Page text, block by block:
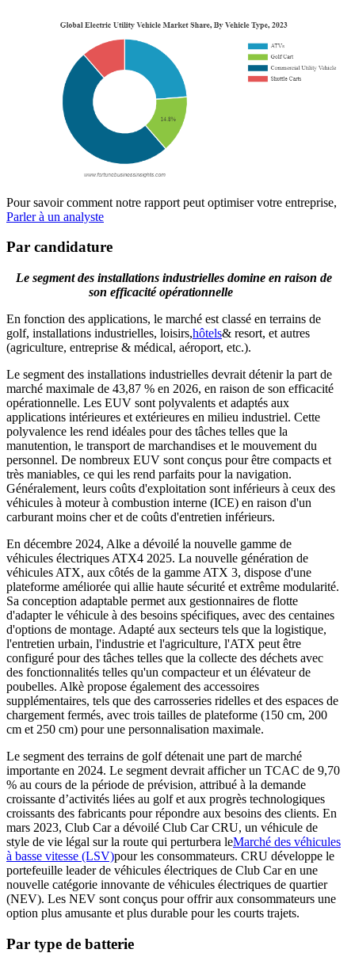
Pour savoir comment notre rapport peut optimiser votre entreprise,
Parler à un analyste
Par candidature
Le segment des installations industrielles domine en raison de
son efficacité opérationnelle
En fonction des applications, le marché est classé en terrains de
golf, installations industrielles, loisirs,hôtels& resort, et autres
(agriculture, entreprise & médical, aéroport, etc.).
Le segment des installations industrielles devrait détenir la part de
marché maximale de 43,87 % en 2026, en raison de son efficacité
opérationnelle. Les EUV sont polyvalents et adaptés aux
applications intérieures et extérieures en milieu industriel. Cette
polyvalence les rend idéales pour des tâches telles que la
manutention, le transport de marchandises et le mouvement du
personnel. De nombreux EUV sont conçus pour être compacts et
très maniables, ce qui les rend parfaits pour la navigation.
Généralement, leurs coûts d'exploitation sont inférieurs à ceux des
véhicules à moteur à combustion interne (ICE) en raison d'un
carburant moins cher et de coûts d'entretien inférieurs.
En décembre 2024, Alke a dévoilé la nouvelle gamme de
véhicules électriques ATX4 2025. La nouvelle génération de
véhicules ATX, aux côtés de la gamme ATX 3, dispose d'une
plateforme améliorée qui allie haute sécurité et extrême modularité.
Sa conception adaptable permet aux gestionnaires de flotte
d'adapter le véhicule à des besoins spécifiques, avec des centaines
d'options de montage. Adapté aux secteurs tels que la logistique,
l'entretien urbain, l'industrie et l'agriculture, l'ATX peut être
configuré pour des tâches telles que la collecte des déchets avec
des fonctionnalités telles qu'un compacteur et un élévateur de
poubelles. Alkè propose également des accessoires
supplémentaires, tels que des carrosseries ridelles et des espaces de
chargement fermés, avec trois tailles de plateforme (150 cm, 200
cm et 250 cm) pour une personnalisation maximale.
Le segment des terrains de golf détenait une part de marché
importante en 2024. Le segment devrait afficher un TCAC de 9,70
% au cours de la période de prévision, attribué à la demande
croissante d’activités liées au golf et aux progrès technologiques
croissants des fabricants pour répondre aux besoins des clients. En
mars 2023, Club Car a dévoilé Club Car CRU, un véhicule de
style de vie légal sur la route qui perturbera leMarché des véhicules
à basse vitesse (LSV)pour les consommateurs. CRU développe le
portefeuille leader de véhicules électriques de Club Car en une
nouvelle catégorie innovante de véhicules électriques de quartier
(NEV). Les NEV sont conçus pour offrir aux consommateurs une
option plus amusante et plus durable pour les courts trajets.
Par type de batterie